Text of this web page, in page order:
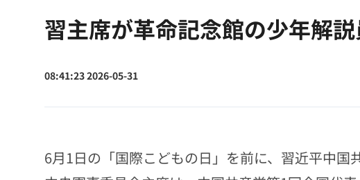
習主席が革命記念館の少年解
08:41:23 2026-05-31
6月1日の「国際こどもの日」を前に、習近平中国